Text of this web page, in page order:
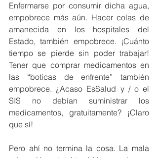
Enfermarse por consumir dicha agua,
empobrece más aún. Hacer colas de
amanecida en los hospitales del
Estado, también empobrece. ¡Cuánto
tiempo se pierde sin poder trabajar!
Tener que comprar medicamentos en
las “boticas de enfrente” también
empobrece. ¿Acaso EsSalud y / o el
SIS no debían suministrar los
medicamentos, gratuitamente? ¡Claro
que sí!
Pero ahí no termina la cosa. La mala